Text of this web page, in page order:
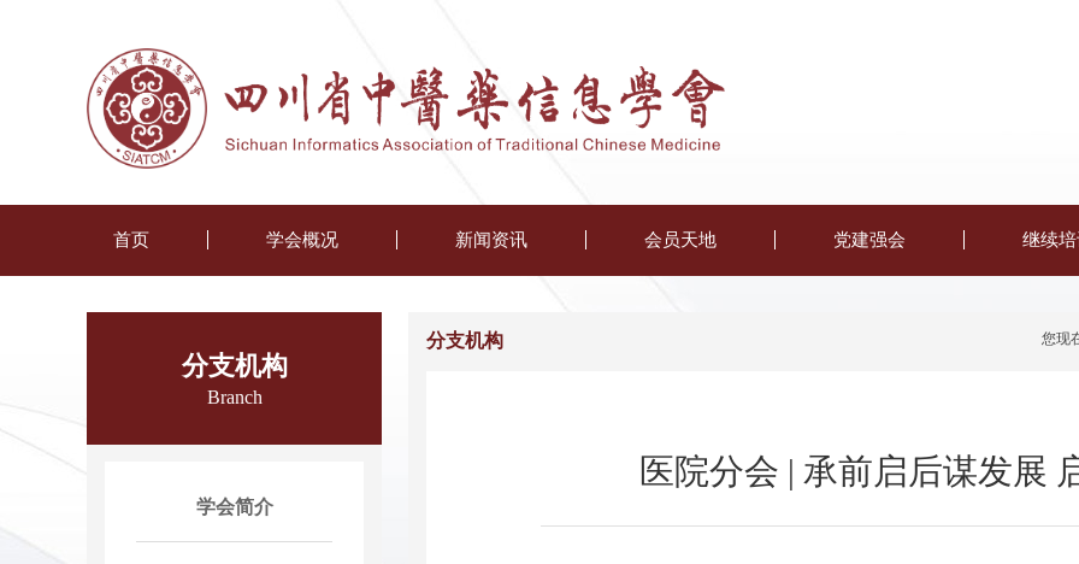
首页 学会概况 新闻资讯 会员天地 党建强会 继续培
分支机构
Branch
学会简介
分支机构 您现
医院分会 | 承前启后谋发展